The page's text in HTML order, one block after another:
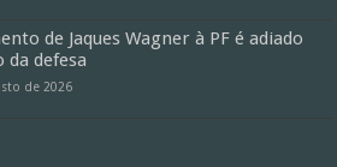
de Jaques Wagner à PF é adiado
da defesa
de 2026